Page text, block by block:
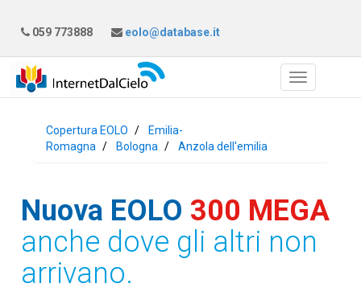
059 773888 eolo@database.it
Copertura EOLO
Emilia-
Romagna
Bologna Anzola dell'emilia
Nuova EOLO 300 MEGA
anche dove gli altri non
arrivano.